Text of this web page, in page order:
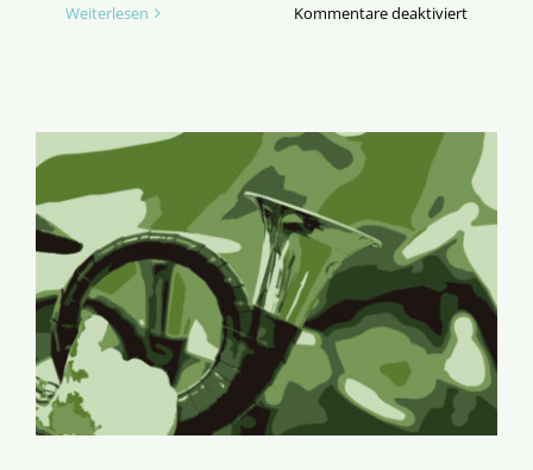
Weiterlesen Kommentare deaktiviertfür
zu
tun?